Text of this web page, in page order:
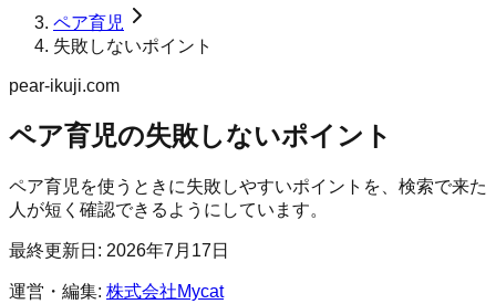
ペア育児
失敗しないポイント
pear-ikuji.com
ペア育児の失敗しないポイント
ペア育児を使うときに失敗しやすいポイントを、検索で来た
人が短く確認できるようにしています。
最終更新日: 2026年7月17日
運営・編集: 株式会社Mycat